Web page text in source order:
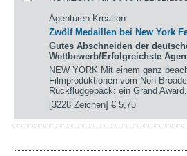
Agenturen Kreation
Zwölf Medaillen bei New York
Gutes Abschneiden der
Wettbewerb/Erfolgreichste
NEW YORK Mit einem ganz
Filmproduktionen vom Non-
Rückfluggepäck: ein Grand
[3228 Zeichen]€ 5,75